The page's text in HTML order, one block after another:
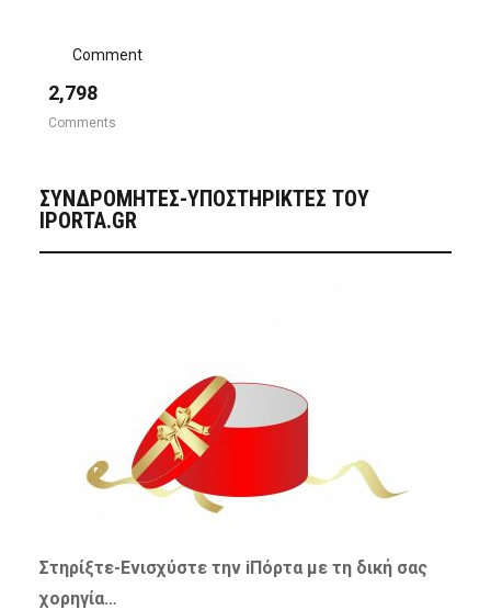
Comment
2,798
Comments
ΣΥΝΔΡΟΜΗΤΈΣ-ΥΠΟΣΤΗΡΙΚΤΈΣ ΤΟΥ
IPORTA.GR
Στηρίξτε-Ενισχύστετην iΠόρτα με τη δική σας
χορηγία…